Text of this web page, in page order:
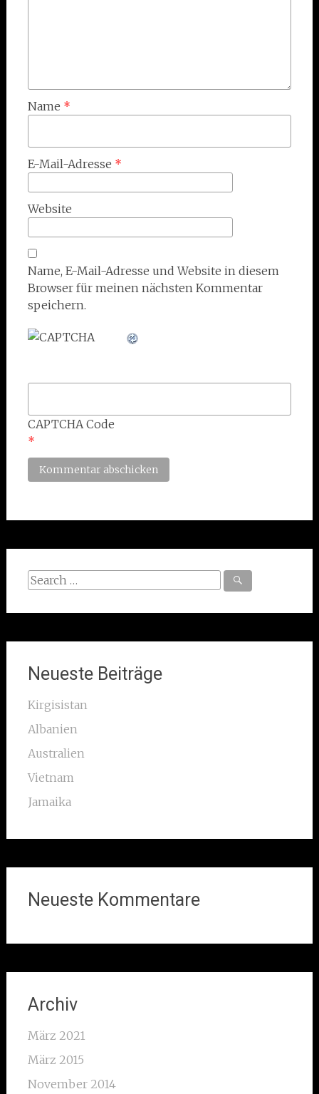
Name *
E-Mail-Adresse *
Website
Name, E-Mail-Adresse und Website in diesem
Browser für meinen nächsten Kommentar
speichern.
CAPTCHA Code
*
Search
Neueste Beiträge
Kirgisistan
Albanien
Australien
Vietnam
Jamaika
Neueste Kommentare
Archiv
März 2021
März 2015
November 2014